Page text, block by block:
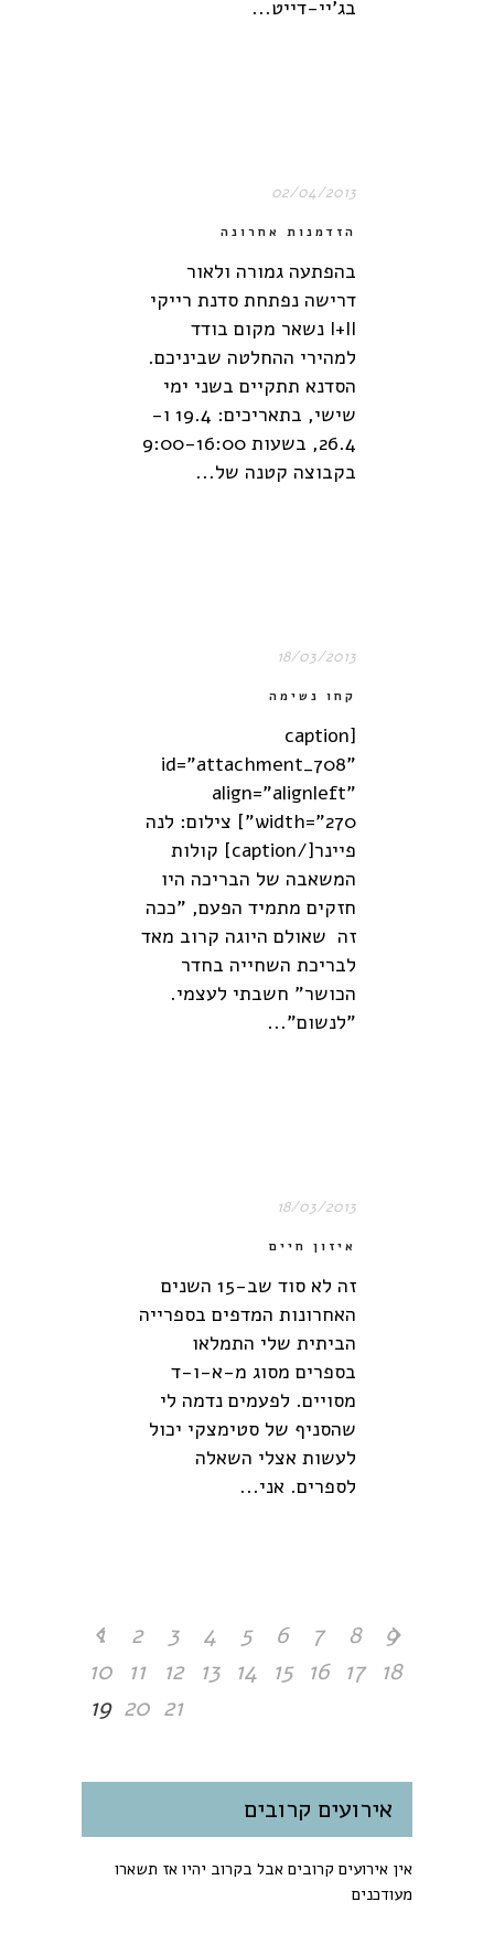
בג'יי-דייט...
02/04/2013
הזדמנות אחרונה
בהפתעה גמורה ולאור
דרישה נפתחת סדנת רייקי
I+II נשאר מקום בודד
למהירי ההחלטה שביניכם.
הסדנא תתקיים בשני ימי
שישי, בתאריכים: 19.4 ו-
26.4, בשעות 9:00-16:00
בקבוצה קטנה של...
18/03/2013
קחו נשימה
[caption
id="attachment_708"
align="alignleft"
width="270"] צילום: לנה
פיינר[/caption] קולות
המשאבה של הבריכה היו
חזקים מתמיד הפעם, "ככה
זה שאולם היוגה קרוב מאד
לבריכת השחייה בחדר
הכושר" חשבתי לעצמי.
"לנשום"...
18/03/2013
איזון חיים
זה לא סוד שב-15 השנים
האחרונות המדפים בספרייה
הביתית שלי התמלאו
בספרים מסוג מ-א-ו-ד
מסויים. לפעמים נדמה לי
שהסניף של סטימצקי יכול
לעשות אצלי השאלה
לספרים. אני...
1 2 3 4 5 6 7 8
9
10 11 12 13 14 15 16 17 18
19 20 21
אירועים קרובים
אין אירועים קרובים אבל בקרוב יהיו אז תשארו
מעודכנים